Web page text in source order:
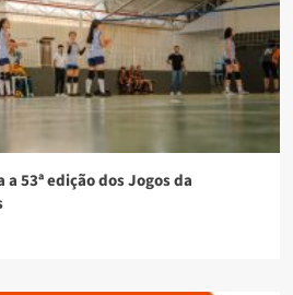
53ª edição dos Jogos da